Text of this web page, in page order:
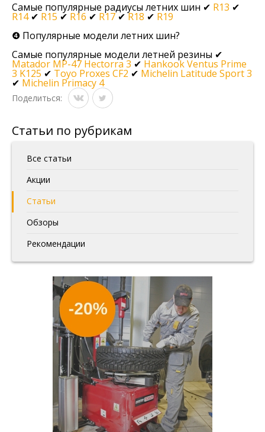
Самые популярные радиусы летних шин ✔ R13 ✔
R14✔ R15 ✔ R16 ✔ R17✔R18 ✔ R19
❹ Популярные модели летних шин?
Самые популярные модели летней резины ✔
Matador MP-47 Hectorra 3 ✔ Hankook Ventus Prime
3 K125 ✔ Toyo Proxes CF2 ✔ Michelin Latitude Sport 3
✔ Michelin Primacy 4
Поделиться:
Статьи по рубрикам
Все статьи
Акции
Статьи
Обзоры
Рекомендации